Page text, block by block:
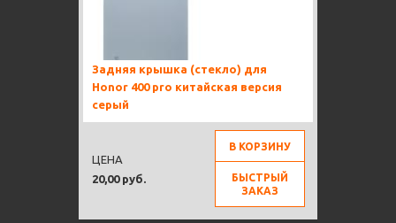
Задняя крышка (стекло) для
Honor 400 pro китайская версия
серый
20,00 руб.
ЦЕНА
В КОРЗИНУ
БЫСТРЫЙ
ЗАКАЗ